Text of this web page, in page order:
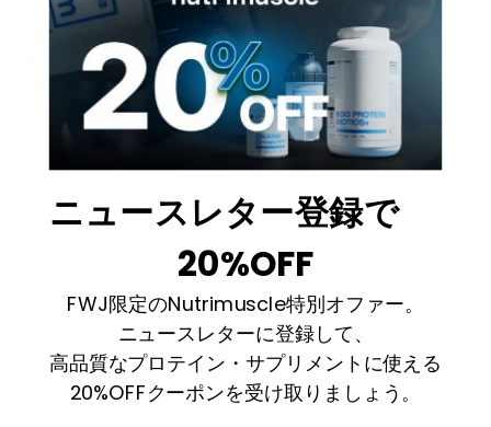
をご確認ください。
本チケットの購入をもってコンテストに出場登録されます。
出場登録の状況は、
FWJアプリおよび FWJ公式HP
クラス:
ビキニ - ジュニア（17歳～20歳）
ビキニ - ファーストチャレンジ ビキニ - ビギナー
ビキニ - マスターズ（40歳以上）
ビキニ - マスターズ（45歳以上）
ビキニ - マスターズ（50歳以上）
ニュースレター登録で
20%OFF
FWJ限定のNutrimuscle特別オファー。
ニュースレターに登録して、
高品質なプロテイン・サプリメントに使える
20%OFFクーポンを受け取りましょう。